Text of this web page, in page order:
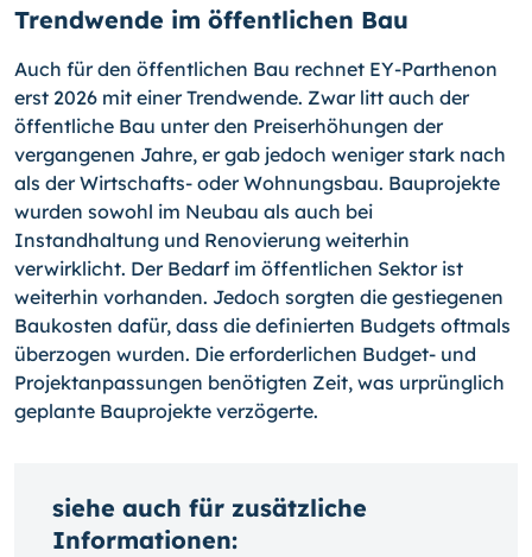
Trendwende im öffentlichen Bau
Auch für den öffentlichen Bau rechnet EY-Parthenon
erst 2026 mit einer Trendwende. Zwar litt auch der
öffentliche Bau unter den Preiserhöhungen der
vergangenen Jahre, er gab jedoch weniger stark nach
als der Wirtschafts- oder Wohnungsbau. Bauprojekte
wurden sowohl im Neubau als auch bei
Instandhaltung und Renovierung weiterhin
verwirklicht. Der Bedarf im öffentlichen Sektor ist
weiterhin vorhanden. Jedoch sorgten die gestiegenen
Baukosten dafür, dass die definierten Budgets oftmals
überzogen wurden. Die erforderlichen Budget- und
Projektanpassungen benötigten Zeit, was urprünglich
geplante Bauprojekte verzögerte.
siehe auch für zusätzliche
Informationen: